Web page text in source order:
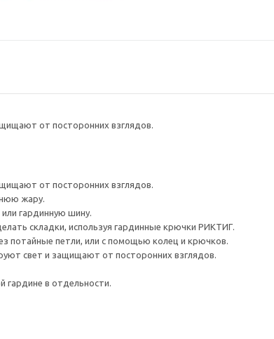
от посторонних взглядов.
от посторонних взглядов.
жару.
гардинную шину.
складки, используя гардинные крючки РИКТИГ.
потайные петли, или с помощью колец и крючков.
свет и защищают от посторонних взглядов.
гардине в отдельности.